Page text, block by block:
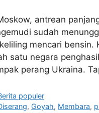
antrean
sudah
mencari bensin.
satu negara
perang Ukraina.
populer
, Goyah, Membara,